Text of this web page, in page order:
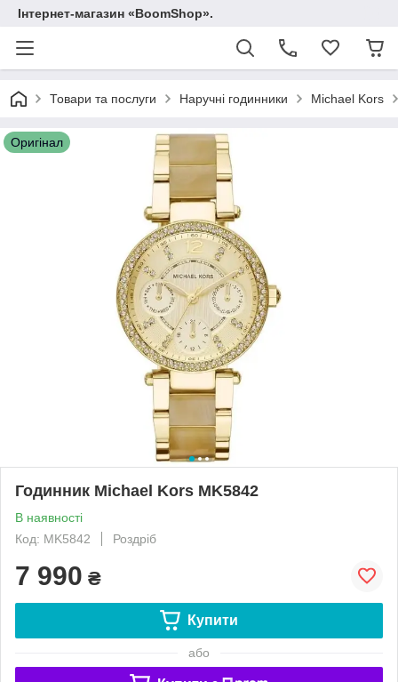
Інтернет-магазин «BoomShop».
Товари та послуги Наручні годинники Michael Kors
Оригінал
Годинник Michael Kors MK5842
В наявності
Код: MK5842
Роздріб
7 990 ₴
Купити
або